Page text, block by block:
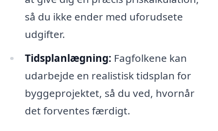
så du ikke ender med uforudsete
udgifter.
Tidsplanlægning: Fagfolkene kan
udarbejde en realistisk tidsplan for
byggeprojektet, så du ved, hvornår
det forventes færdigt.